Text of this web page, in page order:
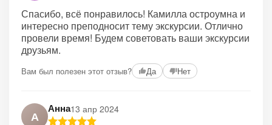
Спасибо, всё понравилось! Камилла остроумна и
интересно преподносит тему экскурсии. Отлично
провели время! Будем советовать ваши экскурсии
друзьям.
Вам был полезен этот отзыв? Да Нет
А
Анна13 апр 2024